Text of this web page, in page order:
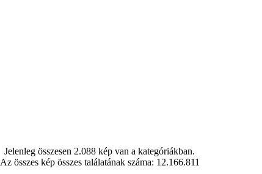
Jelenleg összesen 2.088 kép van a kategóriákban.
Az összes kép összes találatának száma: 12.166.811